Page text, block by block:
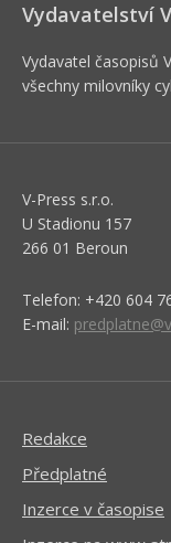
Vydavatelství
Vydavatel časopisů
všechny milovníky
V-Press s.r.o.
U Stadionu 157
266 01 Beroun
Telefon: +420 604
E-mail:
Redakce
Předplatné
Inzerce v časopise